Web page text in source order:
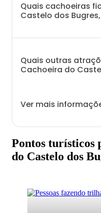
Quais cachoeiras
Castelo dos Bugres,
Quais outras
Cachoeira do
Ver mais
Pontos turísticos
do Castelo dos